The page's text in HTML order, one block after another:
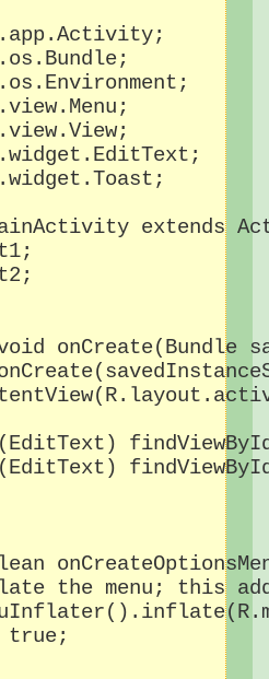
extends
onCreate(Bundle
the menu; this
true;